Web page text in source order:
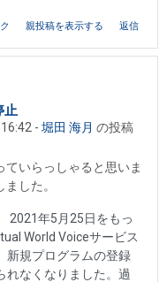
親投稿を表示する 返信
止
-堀田 海月 の投稿
ていらっしゃると思いま
した。
2021年5月25日をもっ
World Voiceサービス
新規プログラムの登録
れなくなりました。過